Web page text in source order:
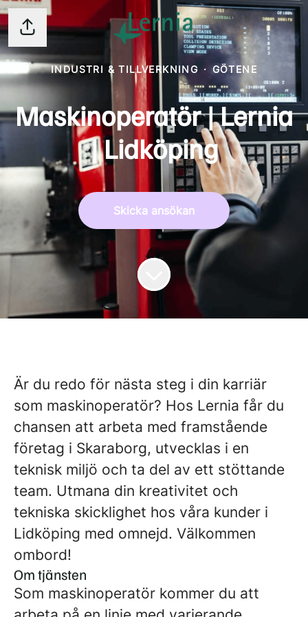
Dela sidan
INDUSTRI & TILLVERKNING · GÖTENE
Maskinoperatör | Lernia
| Lidköping
Skicka ansökan
Är du redo för nästa steg i din karriär
som maskinoperatör? Hos Lernia får du
chansen att arbeta med framstående
företag i Skaraborg, utvecklas i en
teknisk miljö och ta del av ett stöttande
team. Utmana din kreativitet och
tekniska skicklighet hos våra kunder i
Lidköping med omnejd. Välkommen
ombord!
Om tjänsten
Som maskinoperatör kommer du att